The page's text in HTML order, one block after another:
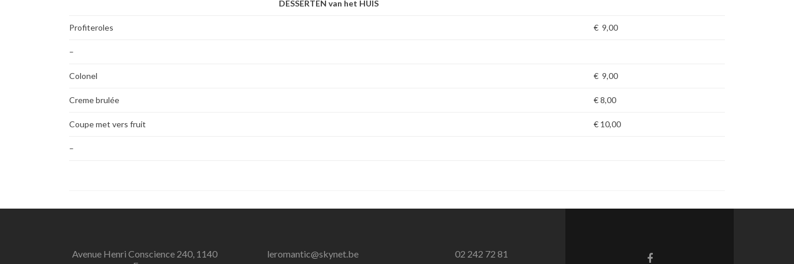
DESSERTEN van het HUIS
Profiteroles € 9,00
–
Colonel € 9,00
Creme brulée € 8,00
Coupe met vers fruit € 10,00
–
Avenue Henri Conscience 240, 1140
leromantic@skynet.be 02 242 72 81
Facebook